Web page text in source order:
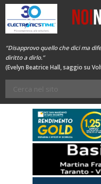
“Disapprovo quello che dici ma
diritto a dirlo.”
(Evelyn Beatrice Hall, saggio su